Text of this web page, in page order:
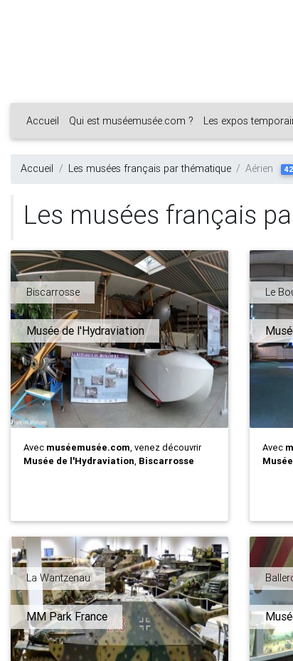
Accueil Qui est muséemusée.com ? Les expos
Accueil Les musées français par thématique Aérien 42
Les musées français
Biscarrosse
Musée de l'Hydraviation
Avec muséemusée.com, venez découvrir
Musée de l'Hydraviation, Biscarrosse
Le
Avec
La Wantzenau
MM Park France